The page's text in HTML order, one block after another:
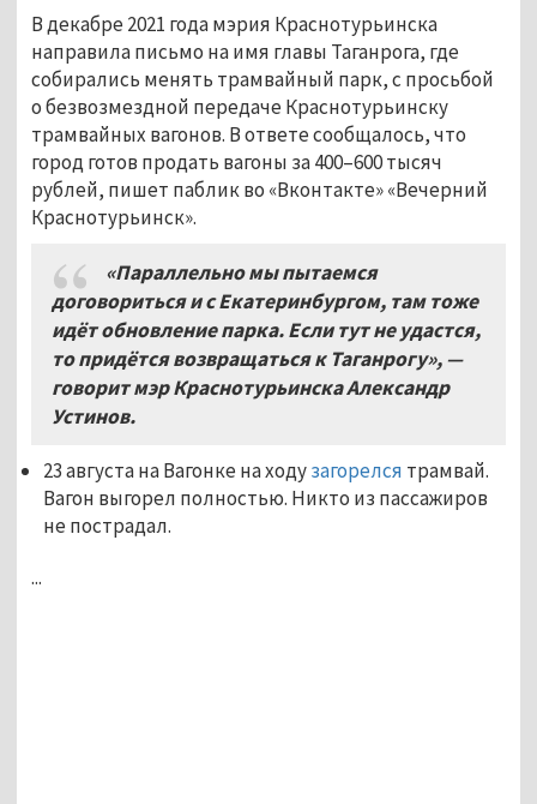
В декабре 2021 года мэрия Краснотурьинска
направила письмо на имя главы Таганрога, где
собирались менять трамвайный парк, с просьбой
о безвозмездной передаче Краснотурьинску
трамвайных вагонов. В ответе сообщалось, что
город готов продать вагоны за 400–600 тысяч
рублей, пишет паблик во «Вконтакте» «Вечерний
Краснотурьинск».
«Параллельно мы пытаемся
договориться и с Екатеринбургом, там тоже
идёт обновление парка. Если тут не удастся,
то придётся возвращаться к Таганрогу», —
говорит мэр Краснотурьинска Александр
Устинов.
23 августа на Вагонке на ходузагорелся трамвай.
Вагон выгорел полностью. Никто из пассажиров
не пострадал.
...